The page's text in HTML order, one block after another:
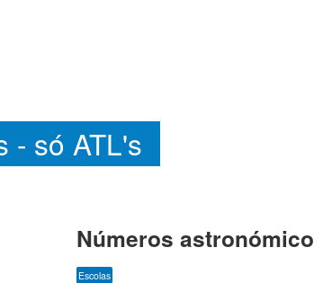
- só ATL's
Números
Escolas